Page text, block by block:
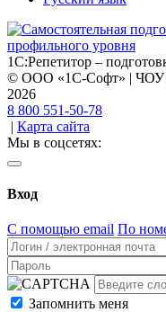
1С:Репетитор –
© ООО «1С-Софт» |
2026
8 800 551-50-78
| Карта сайта
Мы в соцсетях:
Вход
С помощью email По
Запомнить меня